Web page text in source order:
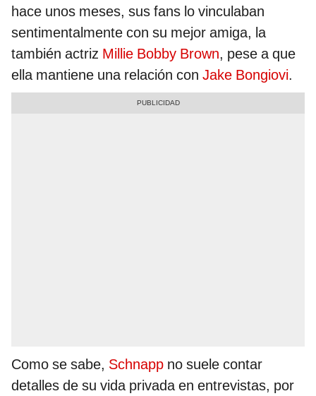
hace unos meses, sus fans lo vinculaban
sentimentalmente con su mejor amiga, la
también actriz Millie Bobby Brown, pese a que
ella mantiene una relación con Jake Bongiovi.
Como se sabe, Schnapp no suele contar
detalles de su vida privada en entrevistas, por